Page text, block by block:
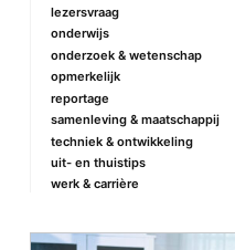
lezersvraag
onderwijs
onderzoek & wetenschap
opmerkelijk
reportage
samenleving & maatschappij
techniek & ontwikkeling
uit- en thuistips
werk & carrière